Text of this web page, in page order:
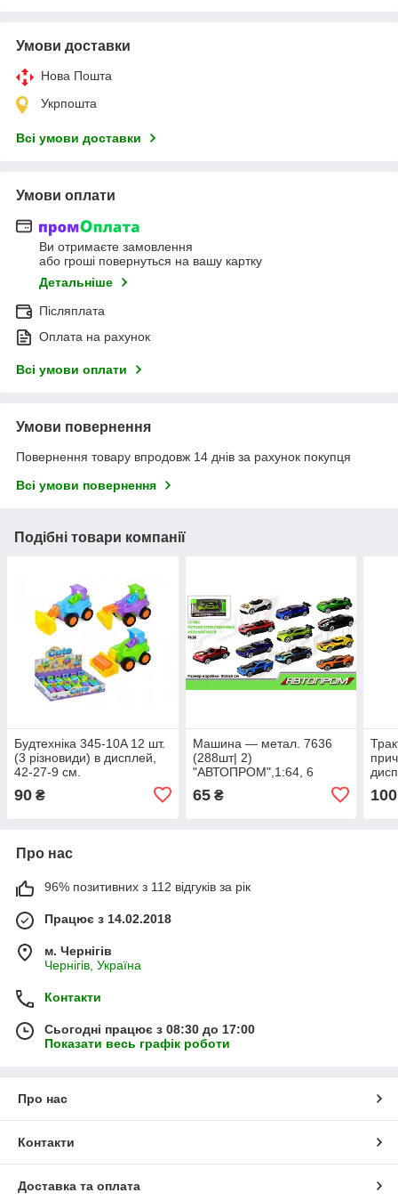
Умови доставки
Нова Пошта
Укрпошта
Всі умови доставки
Умови оплати
Ви отримаєте замовлення
або гроші повернуться на вашу картку
Детальніше
Післяплата
Оплата на рахунок
Всі умови оплати
Умови повернення
Повернення товару впродовж 14 днів за рахунок покупця
Всі умови повернення
Подібні товари компанії
Будтехніка 345-10A 12 шт.
(3 різновиди) в дисплей,
42-27-9 см.
90 ₴
Машина — метал. 7636
(288шт| 2)
"АВТОПРОМ",1:64, 6
різновидів, в кор. 8*5*5см
65₴ 100
Про нас
96% позитивних з 112 відгуків за рік
Працює з 14.02.2018
м. Чернігів
Чернігів, Україна
Контакти
Сьогодні працює з 08:30 до 17:00
Показати весь графік роботи
Про нас
Контакти
Доставка та оплата